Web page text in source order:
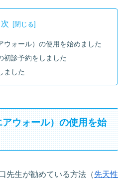
次
ウォール）の使用を始めました
初診予約をしました
ました
ウォール）の使用を始
先生が勧めている方法（先天性